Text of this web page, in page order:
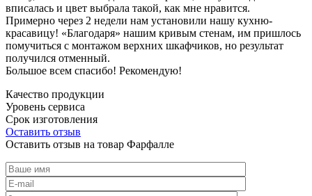
вписалась и цвет выбрала такой, как мне нравится.
Примерно через 2 недели нам установили нашу кухню-
красавицу! «Благодаря» нашим кривым стенам, им пришлось
помучиться с монтажом верхних шкафчиков, но результат
получился отменный.
Большое всем спасибо! Рекомендую!
Качество продукции
Уровень сервиса
Срок изготовления
Оставить отзыв
Оставить отзыв на товар Фарфалле